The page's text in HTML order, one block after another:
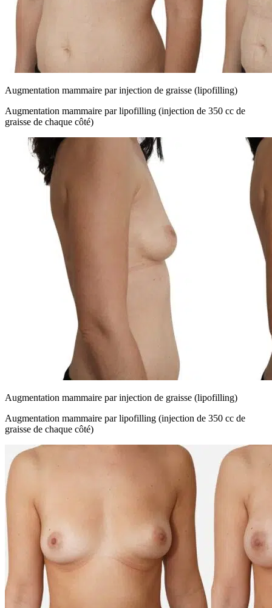
Augmentation mammaire par injection de graisse (lipofilling)
Augmentation mammaire par lipofilling (injection de 350 cc de
graisse de chaque côté)
Augmentation mammaire par injection de graisse (lipofilling)
Augmentation mammaire par lipofilling (injection de 350 cc de
graisse de chaque côté)